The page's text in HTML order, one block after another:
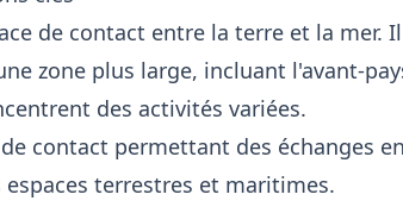
de contact entre la terre et la mer.
zone plus large, incluant l'avant-
des activités variées.
de contact permettant des échanges
terrestres et maritimes.